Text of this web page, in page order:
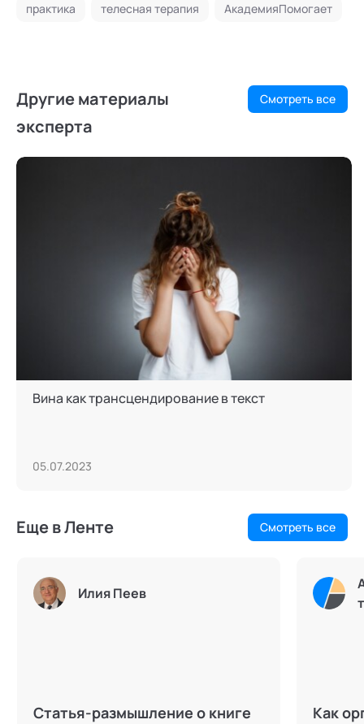
практика телесная терапия АкадемияПомогает
Другие материалы
эксперта
Смотреть все
Вина как трансцендирование в текст
05.07.2023
Еще в Ленте Смотреть все
Илия Пеев
Статья-размышление о книге
Как